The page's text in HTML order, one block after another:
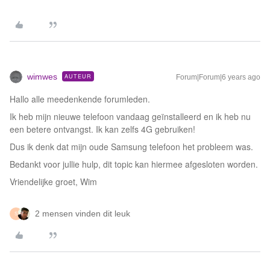
wimwes AUTEUR Forum|Forum|6 years ago
Hallo alle meedenkende forumleden.
Ik heb mijn nieuwe telefoon vandaag geïnstalleerd en ik heb nu
een betere ontvangst. Ik kan zelfs 4G gebruiken!
Dus ik denk dat mijn oude Samsung telefoon het probleem was.
Bedankt voor jullie hulp, dit topic kan hiermee afgesloten worden.
Vriendelijke groet, Wim
S 2 mensen vinden dit leuk